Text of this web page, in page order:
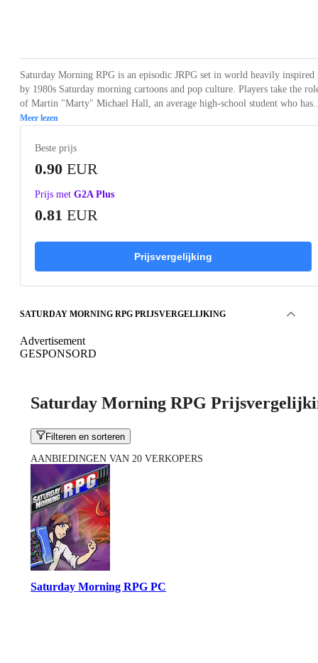
Saturday Morning RPG is an episodic JRPG set in world heavily inspired
by 1980s Saturday morning cartoons and pop culture. Players take the
of Martin "Marty" Michael Hall, an average high-school student who
Meer lezen
Beste prijs
0.90 EUR
Prijs met G2A Plus
0.81 EUR
Prijsvergelijking
SATURDAY MORNING RPG PRIJSVERGELIJKING
Advertisement
GESPONSORD
Saturday Morning RPG
Filteren en sorteren
AANBIEDINGEN VAN 20 VERKOPERS
Saturday Morning RPG PC